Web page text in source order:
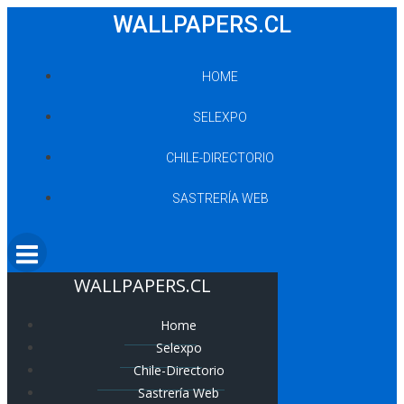
WALLPAPERS.CL
HOME
SELEXPO
CHILE-DIRECTORIO
SASTRERÍA WEB
WALLPAPERS.CL
Home
Selexpo
Chile-Directorio
Sastrería Web